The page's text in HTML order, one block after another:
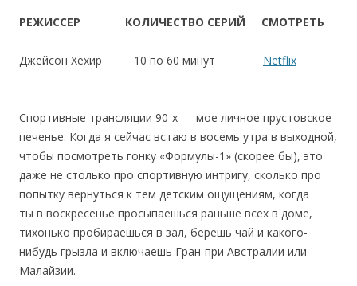
РЕЖИССЕР КОЛИЧЕСТВО СЕРИЙ СМОТРЕТЬ
Джейсон Хехир 10 по 60 минут Netflix
Спортивные трансляции 90-х — мое личное прустовское
печенье. Когда я сейчас встаю в восемь утра в выходной,
чтобы посмотреть гонку «Формулы-1» (скорее бы), это
даже не столько про спортивную интригу, сколько про
попытку вернуться к тем детским ощущениям, когда
ты в воскресенье просыпаешься раньше всех в доме,
тихонько пробираешься в зал, берешь чай и какого-
нибудь грызла и включаешь Гран-при Австралии или
Малайзии.